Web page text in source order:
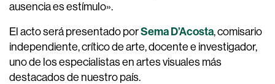
ausencia es estímulo».
El acto será presentado porSema D’Acosta, comisario
independiente, crítico de arte, docente e investigador,
uno de los especialistas en artes visuales más
destacados de nuestro país.